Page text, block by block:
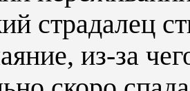
страдалец
из-за